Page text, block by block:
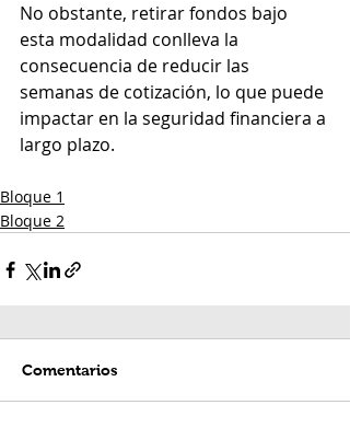
No obstante, retirar fondos bajo
esta modalidad conlleva la
consecuencia de reducir las
semanas de cotización, lo que puede
impactar en la seguridad financiera a
largo plazo.
Bloque 1
Bloque 2
Comentarios